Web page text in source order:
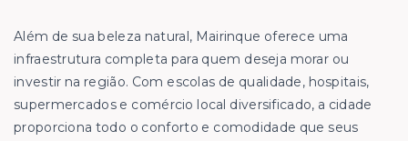
Além de sua beleza natural, Mairinque oferece uma
infraestrutura completa para quem deseja morar ou
investir na região. Com escolas de qualidade, hospitais,
supermercados e comércio local diversificado, a cidade
proporciona todo o conforto e comodidade que seus